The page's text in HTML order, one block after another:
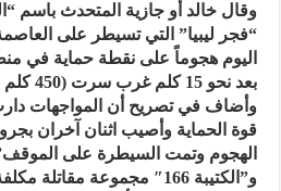
“فجر ليبيا” التي تسيطر على
اليوم هجوماً على نقطة حماية في
بعد نحو 15 كلم غرب سرت (450 كلم شرق طرابلس)”.
وأضاف في تصريح أن المواجهات
قوة الحماية وأصيب اثنان آخران
الهجوم وتمت السيطرة على
و”الكتيبة 166″ مجموعة